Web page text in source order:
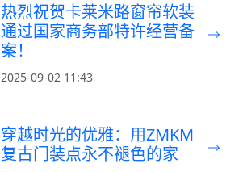
热烈祝贺卡莱米路窗帘软装
通过国家商务部特许经营备
案！
2025-09-02 11:43
穿越时光的优雅：用ZMKM
复古门装点永不褪色的家